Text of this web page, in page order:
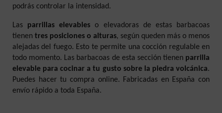
podrás controlar la intensidad.
Las parrillas elevables o elevadoras de estas barbacoas
tienen tres posiciones o alturas, según queden más o menos
alejadas del fuego. Esto te permite una cocción regulable en
todo momento. Las barbacoas de esta sección tienen parrilla
elevable para cocinar a tu gusto sobre la piedra volcánica.
Puedes hacer tu compra online. Fabricadas en España con
envío rápido a toda España.